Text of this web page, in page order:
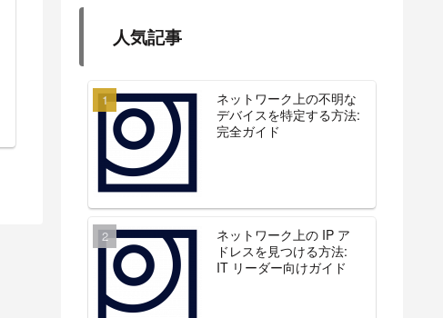
人気記事
ネットワーク上の不明な
デバイスを特定する方法:
完全ガイド
ネットワーク上の IP ア
ドレスを見つける方法:
IT リーダー向けガイド